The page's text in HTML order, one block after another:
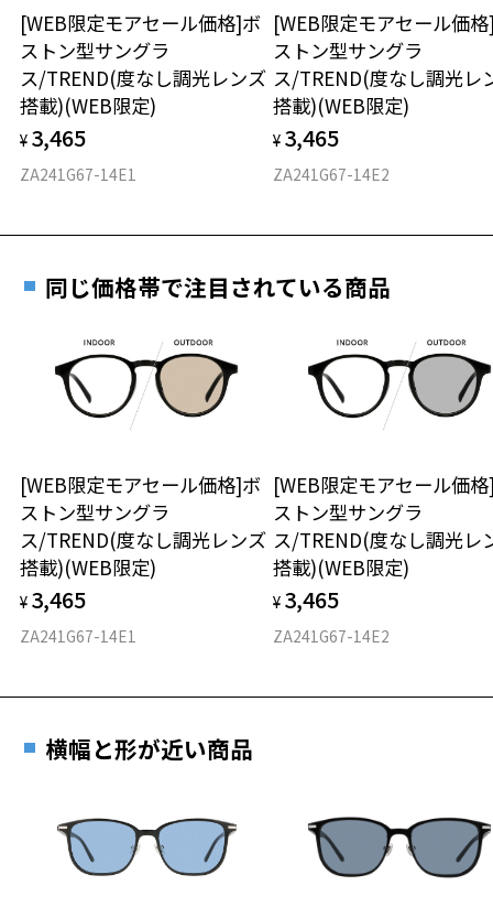
UV100%CUT ※ISO12312-1基準
株式会社インターメスティック
ゾフ・カスタマーサポート
TEL: 0120-013-883
＜度付きサングラスに関する注意事項＞
※度付きサングラスをお求めの際は、レンズ選択画面で度数入力後、
レンズの種類、機能、カラーを再度お選びください。
＜実店舗でサングラスまたはパッケージ商品等のレンズ交換について
2024年3月1日から、店舗にて商品をお持ち込みいただいても、レンズ
交換される場合は、レンズ代金の他に3,300円(税込)の加工賃を追加で
入した商品本体を持参日がわかる「商品発送メール」を店舗スタッフ
にご提示いただければ、初回1回に限り加工賃はかかりませんので、必
ずスタッフにご提示ください。
商品発送から6ヶ月を過ぎた場合、又はお客様がお忘れの「商品発送メ
ール」のご提示が無かった場合、レンズ代金の他に加工賃として3,30
0円(税込)を頂戴いたしますので、予めご了承ください。
仕上がり寸法
D 仕上がりの横幅：約142mm
E 仕上がりの縦幅：約46mm
※メガネ：デモレンズを外した重さ
タイプ
材質
フロント素材：French Plastic
安心2 視力測定無料
視力の変化を早めに発見するために、定期的な視
力測定をおすすめいたします。
安心3 かかり具合調整無料
もっと見る
オンラインストアでフレームのみ購入して、
実店舗で度付きにできます
ご購入時に「レンズ交換券」をお選びいただくと、実店舗で
度数を測定のうえ、度付きレンズ（標準セットレンズ）へ無
料交換いただけます。
詳しくはこちら
その際は記入用紙をダウンロードしてお使いください。
ダウンロード
[WEB限定モアセール価格]ボ
ストン型サングラ
ス/TREND(度なし調光レンズ
搭載)(WEB限定)
¥ 3,465
ZA241G67-14E1
[WEB限定モアセール価
ストン型サングラ
ス/TREND(度なし調光レ
搭載)(WEB限定)
¥ 3,465
ZA241G67-14E2
同じ価格帯で注目されている商品
[WEB限定モアセール価格]ボ
ストン型サングラ
ス/TREND(度なし調光レンズ
搭載)(WEB限定)
¥ 3,465
ZA241G67-14E1
[WEB限定モアセール価
ストン型サングラ
ス/TREND(度なし調光レ
搭載)(WEB限定)
¥ 3,465
ZA241G67-14E2
横幅と形が近い商品